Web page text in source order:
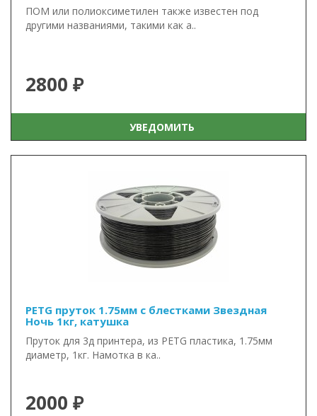
ПОМ или полиоксиметилен также известен под
другими названиями, такими как а..
2800 ₽
УВЕДОМИТЬ
PETG пруток 1.75мм с блестками Звездная
Ночь 1кг, катушка
Пруток для 3д принтера, из PETG пластика, 1.75мм
диаметр, 1кг. Намотка в ка..
2000 ₽